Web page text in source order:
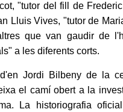
"tutor del fill de
Lluis Vives, "tutor de
que van gaudir de
a les diferents corts.
Jordi Bilbeny de la
el camí obert a la
La historiografia